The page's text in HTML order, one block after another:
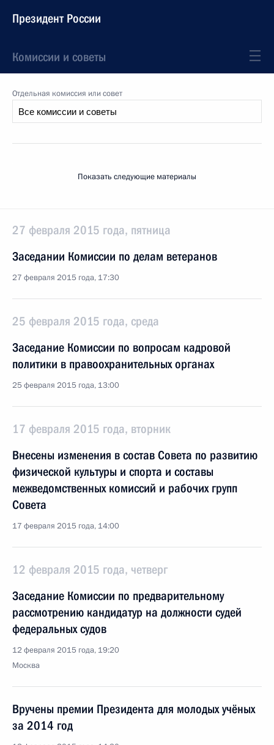
Президент России
Комиссии и советы
Отдельная комиссия или совет
Показать следующие материалы
27 февраля 2015 года, пятница
Заседании Комиссии по делам ветеранов
27 февраля 2015 года, 17:30
25 февраля 2015 года, среда
Заседание Комиссии по вопросам кадровой
политики в правоохранительных органах
25 февраля 2015 года, 13:00
17 февраля 2015 года, вторник
Внесены изменения в состав Совета по развитию
физической культуры и спорта и составы
межведомственных комиссий и рабочих групп
Совета
17 февраля 2015 года, 14:00
12 февраля 2015 года, четверг
Заседание Комиссии по предварительному
рассмотрению кандидатур на должности судей
федеральных судов
12 февраля 2015 года, 19:20
Москва
Вручены премии Президента для молодых учёных
за 2014 год